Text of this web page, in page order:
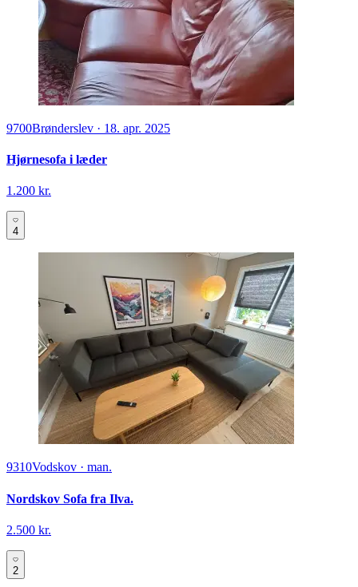
9700Brønderslev · 18. apr. 2025
Hjørnesofa i læder
1.200 kr.
4
9310Vodskov · man.
Nordskov Sofa fra Ilva.
2.500 kr.
2